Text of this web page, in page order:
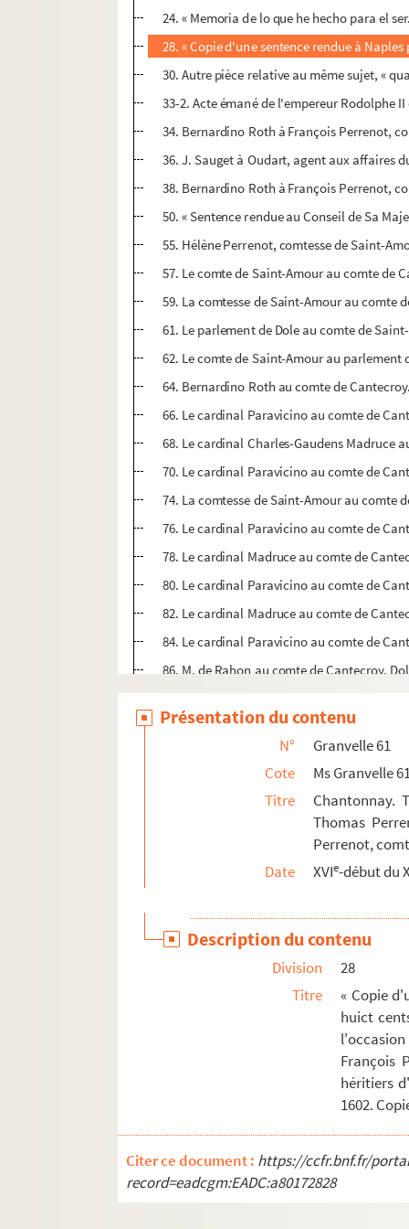
24. « Memoria de lo que he hecho para el
28. « Copie d'une sentence rendue à
30. Autre pièce relative au même sujet, «
33-2. Acte émané de l'empereur Rodolphe
34. Bernardino Roth à François Perrenot,
36. J. Sauget à Oudart, agent aux affaires
38. Bernardino Roth à François Perrenot,
50. « Sentence rendue au Conseil de Sa
55. Hélène Perrenot, comtesse de Saint-
57. Le comte de Saint-Amour au comte de
59. La comtesse de Saint-Amour au comte
61. Le parlement de Dole au comte de
62. Le comte de Saint-Amour au parlement
64. Bernardino Roth au comte de
66. Le cardinal Paravicino au comte de
68. Le cardinal Charles-Gaudens Madruce
70. Le cardinal Paravicino au comte de
74. La comtesse de Saint-Amour au comte
76. Le cardinal Paravicino au comte de
78. Le cardinal Madruce au comte de
80. Le cardinal Paravicino au comte de
82. Le cardinal Madruce au comte de
84. Le cardinal Paravicino au comte de
86. M. de Rahon au comte de Cantecroy.
88. Le cardinal Paravicino au comte de
90. Ant. d'Oiselay, baron de La Villeneuve,
93. Bernardino Roth au comte de
95. Vinta au comte de Cantecroy.
Ms Granvelle 62. Chantonnay. Tome XI.
Présentation du contenu
N°
Granvelle 61
Cote
Ms Granvelle
Titre
Chantonnay.
Thomas
Perrenot,
Date
XVIe-début du
Description du contenu
Division
28
Titre
« Copie
huict
François
héritiers
1602.
Citer ce document : https://ccfr.bnf.fr/
record=eadcgm:EADC:a80172828